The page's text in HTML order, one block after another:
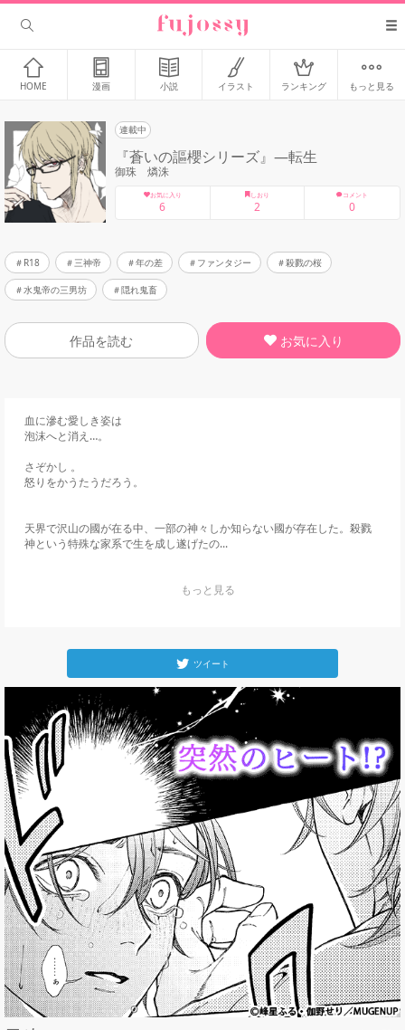
HOME 漫画 小説 イラスト ランキング もっと見る
連載中
『蒼いの謳櫻シリーズ』―転生
御珠 燐洙
お気に入り
6
しおり
2
コメント
0
R18 三神帝 年の差 ファンタジー 殺戮の桜
水鬼帝の三男坊 隠れ鬼畜
作品を読む お気に入り
血に滲む愛しき姿は
泡沫へと消え…。
さぞかし 。
怒りをかうたうだろう。
天界で沢山の國が在る中、一部の神々しか知らない國が存在した。殺戮
神という特殊な家系で生を成し遂げたの...
ツイート